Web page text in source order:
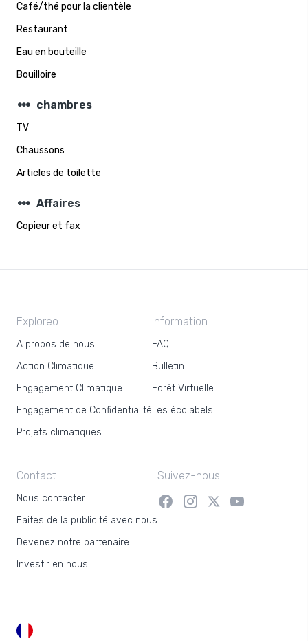
Café/thé pour la clientèle
Restaurant
Eau en bouteille
Bouilloire
steppers chambres
TV
Chaussons
Articles de toilette
steppers Affaires
Copieur et fax
Exploreo
A propos de nous
Action Climatique
Engagement Climatique
Engagement de Confidentialité
Projets climatiques
Information
FAQ
Bulletin
Forêt Virtuelle
Les écolabels
Contact
Nous contacter
Faites de la publicité avec nous
Devenez notre partenaire
Investir en nous
Suivez-nous